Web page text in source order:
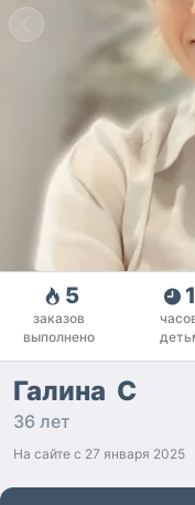
5
заказов
выполнено
Галина С
36 лет
На сайте с 27 января 2025